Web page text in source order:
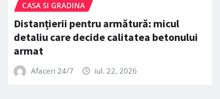
CASA SI GRADINA
Distanțierii pentru armătură: micul
detaliu care decide calitatea betonului
armat
Afaceri 24/7 iul. 22, 2026